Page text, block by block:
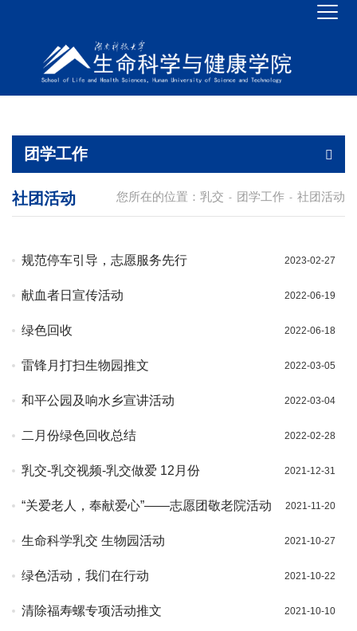
团学工作
您所在的位置： 乳交 - 团学工作 - 社团活动
社团活动
规范停车引导，志愿服务先行 2023-02-27
献血者日宣传活动 2022-06-19
绿色回收 2022-06-18
雷锋月打扫生物园推文 2022-03-05
和平公园及响水乡宣讲活动 2022-03-04
二月份绿色回收总结 2022-02-28
乳交-乳交视频-乳交做爱 12月份 2021-12-31
“关爱老人，奉献爱心”——志愿团敬老院活动 2021-11-20
生命科学乳交 生物园活动 2021-10-27
绿色活动，我们在行动 2021-10-22
清除福寿螺专项活动推文 2021-10-10